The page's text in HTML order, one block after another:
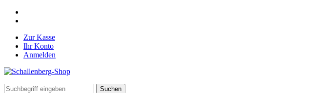
Zur Kasse
Ihr Konto
Anmelden
Suchen